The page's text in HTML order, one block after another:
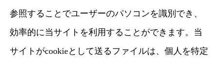
参照することでユーザーのパソコンを識別でき、
効率的に当サイトを利用することができます。当
サイトがcookieとして送るファイルは、個人を特定